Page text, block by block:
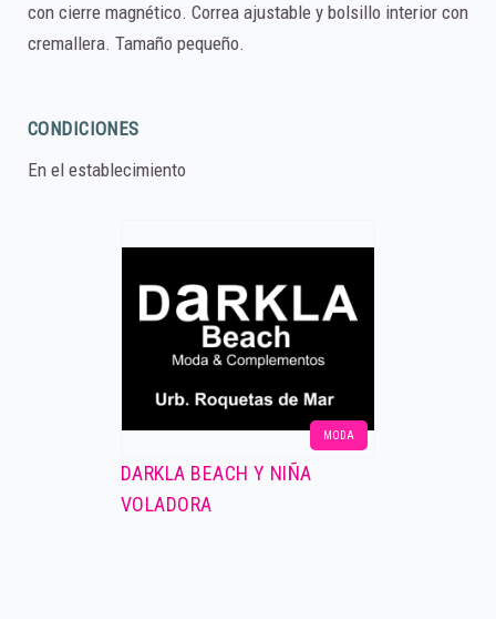
con cierre magnético. Correa ajustable y bolsillo interior con
cremallera. Tamaño pequeño.
CONDICIONES
En el establecimiento
MODA
DARKLA BEACH Y NIÑA
VOLADORA